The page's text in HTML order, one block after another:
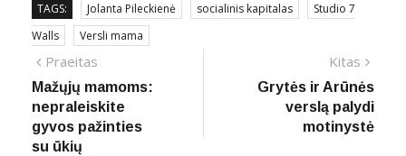
TAGS: Jolanta Pileckienė socialinis kapitalas
Studio 7
Walls
Versli mama
Navigacija
tarp
įrašų
Praeitas
post:
Mažųjų mamoms:
nepraleiskite
gyvos pažinties
su ūkių
Kitas
post:
Grytės ir Arūnės
verslą palydi
motinystė